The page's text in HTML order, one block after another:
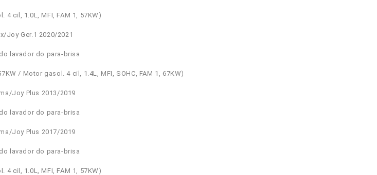
4 cil, 1.0L, MFI, FAM 1, 57KW)
Joy Ger.1 2020/2021
lavador do para-brisa
/ Motor gasol. 4 cil, 1.4L, MFI, SOHC, FAM 1, 67KW)
Joy Plus 2013/2019
lavador do para-brisa
Joy Plus 2017/2019
lavador do para-brisa
4 cil, 1.0L, MFI, FAM 1, 57KW)